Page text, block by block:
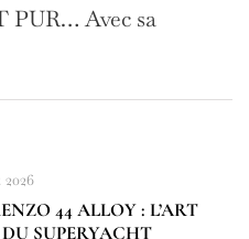
PUR… Avec sa
44 ALLOY : L’ART
SUPERYACHT